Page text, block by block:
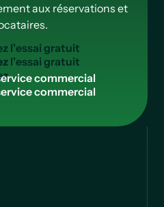
aux réservations et
zl'essaigratuit
ervicecommercial